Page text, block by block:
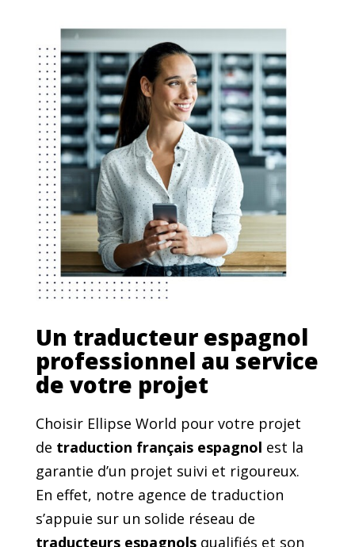
Un traducteur espagnol
professionnel au service
de votre projet
Choisir Ellipse World pour votre projet
de traduction français espagnol est la
garantie d’un projet suivi et rigoureux.
En effet, notre agence de traduction
s’appuie sur un solide réseau de
traducteurs espagnolsqualifiés et son